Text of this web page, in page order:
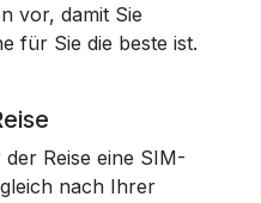
vor, damit Sie
für Sie die beste ist.
Reise eine SIM-
nach Ihrer